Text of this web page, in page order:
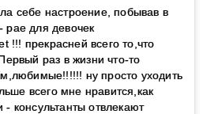
себе настроение, побывав в
рае для девочек
!!! прекрасней всего то,что
раз в жизни что-то
ну просто уходить
всего мне нравится,как
консультанты отвлекают